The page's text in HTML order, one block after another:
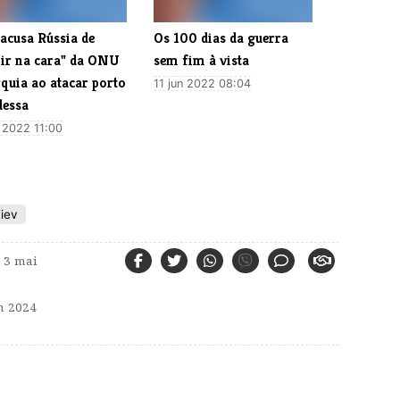
Rússia de
na cara" da ONU
ao atacar porto
11:00
Os 100 dias da guerra
sem fim à vista
11 jun 2022 08:04
3 mai
2024